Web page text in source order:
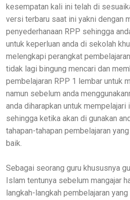
kesempatan kali ini telah di
versi terbaru saat ini yakni dengan
penyederhanaan RPP sehingga
untuk keperluan anda di sekolah
melengkapi perangkat
tidak lagi bingung mencari dan
pembelajaran RPP 1 lembar untuk
namun sebelum anda
anda diharapkan untuk
sehingga ketika akan di gunakan
tahapan-tahapan pembelajaran
baik.
Sebagai seorang guru khususnya
Islam tentunya sebelum mangajar
langkah-langkah pembelajaran